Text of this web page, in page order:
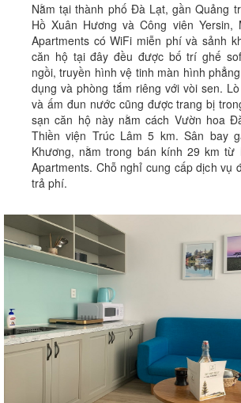
Nằm tại thành phố Đà Lạt, gần Quảng
Hồ Xuân Hương và Công viên Yersin,
Apartments có WiFi miễn phí và sảnh
căn hộ tại đây đều được bố trí ghế
ngồi, truyền hình vệ tinh màn hình
dụng và phòng tắm riêng với vòi sen.
và ấm đun nước cũng được trang bị
sạn căn hộ này nằm cách Vườn hoa
Thiền viện Trúc Lâm 5 km. Sân bay
Khương, nằm trong bán kính 29 km từ
Apartments. Chỗ nghỉ cung cấp dịch vụ
trả phí.